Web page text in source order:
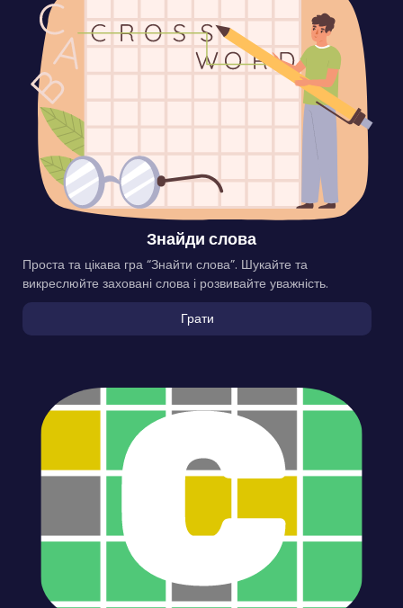
Знайди слова
Проста та цікава гра “Знайти слова”. Шукайте та
викреслюйте заховані слова і розвивайте уважність.
Грати